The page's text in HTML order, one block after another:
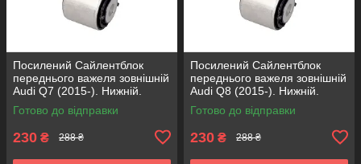
Посилений Сайлентблок
переднього важеля зовнішній
Audi Q7 (2015-). Нижній.
КОРЕЯ Acsuss! FE175192 ,
VKDS331087
Готово до відправки
230 ₴ 288 ₴
Посилений Сайлентблок
переднього важеля зовнішній
Audi Q8 (2015-). Нижній.
КОРЕЯ Acsuss! FE175192 ,
VKDS331087
Готово до відправки
230 ₴ 288 ₴